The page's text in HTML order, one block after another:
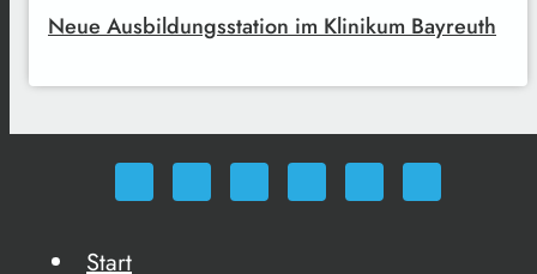
Neue Ausbildungsstation im Klinikum Bayreuth
Start